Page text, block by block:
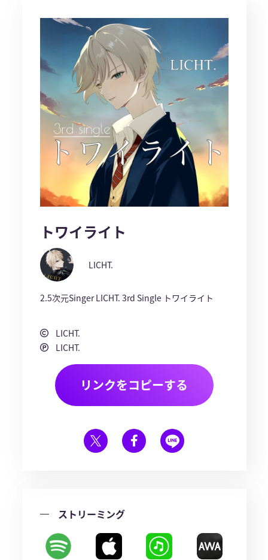
トワイライト
LICHT.
2.5次元Singer LICHT. 3rd Single トワイライト
LICHT.
LICHT.
リンクをコピーする
ストリーミング